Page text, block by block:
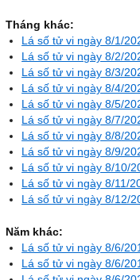
Tháng khác:
Lá số tử vi ngày 8/1/
Lá số tử vi ngày 8/2/
Lá số tử vi ngày 8/3/
Lá số tử vi ngày 8/4/
Lá số tử vi ngày 8/5/
Lá số tử vi ngày 8/7/
Lá số tử vi ngày 8/8/
Lá số tử vi ngày 8/9/
Lá số tử vi ngày 8/10/
Lá số tử vi ngày 8/11/
Lá số tử vi ngày 8/12/
Năm khác:
Lá số tử vi ngày 8/6/
Lá số tử vi ngày 8/6/